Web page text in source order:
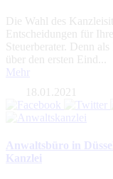
Die Wahl des
Entscheidungen für
Steuerberater. Denn
über den ersten Eind...
Mehr
18.01.2021
Anwaltsbüro in
Kanzlei